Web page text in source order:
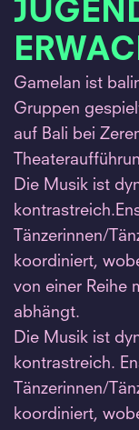
Gamelan ist
Gruppen
auf Bali bei
Die Musik ist
Tänzerinnen/
koordiniert,
von einer Reihe
abhängt.
Die Musik ist
kontrastreich.
Tänzerinnen/
koordiniert,